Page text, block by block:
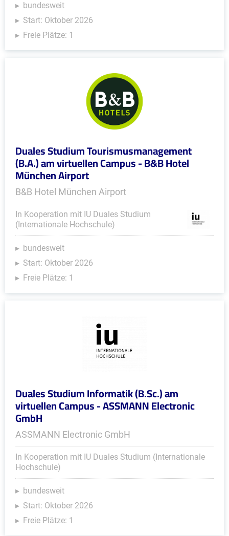
bundesweit
Start: Oktober 2026
Freie Plätze: 1
Duales Studium Tourismusmanagement
(B.A.) am virtuellen Campus - B&B Hotel
München Airport
B&B Hotel München Airport
In Kooperation mit IU Duales Studium
(Internationale Hochschule)
bundesweit
Start: Oktober 2026
Freie Plätze: 1
Duales Studium Informatik (B.Sc.) am
virtuellen Campus - ASSMANN Electronic
GmbH
ASSMANN Electronic GmbH
In Kooperation mit IU Duales Studium (Internationale
Hochschule)
bundesweit
Start: Oktober 2026
Freie Plätze: 1